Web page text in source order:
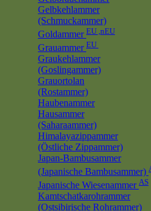
Gelbkehlammer
(Schmuckammer)
Goldammer EU ,nEU
Grauammer EU
Graukehlammer
(Goslingammer)
Grauortolan
(Rostammer)
Haubenammer
Hausammer
(Saharaammer)
Himalayazippammer
(Östliche Zippammer)
Japan-Bambusammer
(Japanische Bambusammer)
Japanische Wiesenammer AS
Kamtschatkarohrammer
(Ostsibirische Rohrammer)